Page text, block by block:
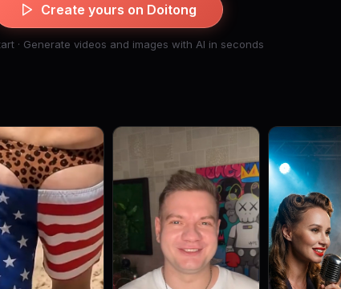
Create yours on Doitong
· Generate videos and images with AI in seconds